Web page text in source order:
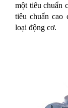
một tiêu chuẩn
tiêu chuẩn
loại động cơ.